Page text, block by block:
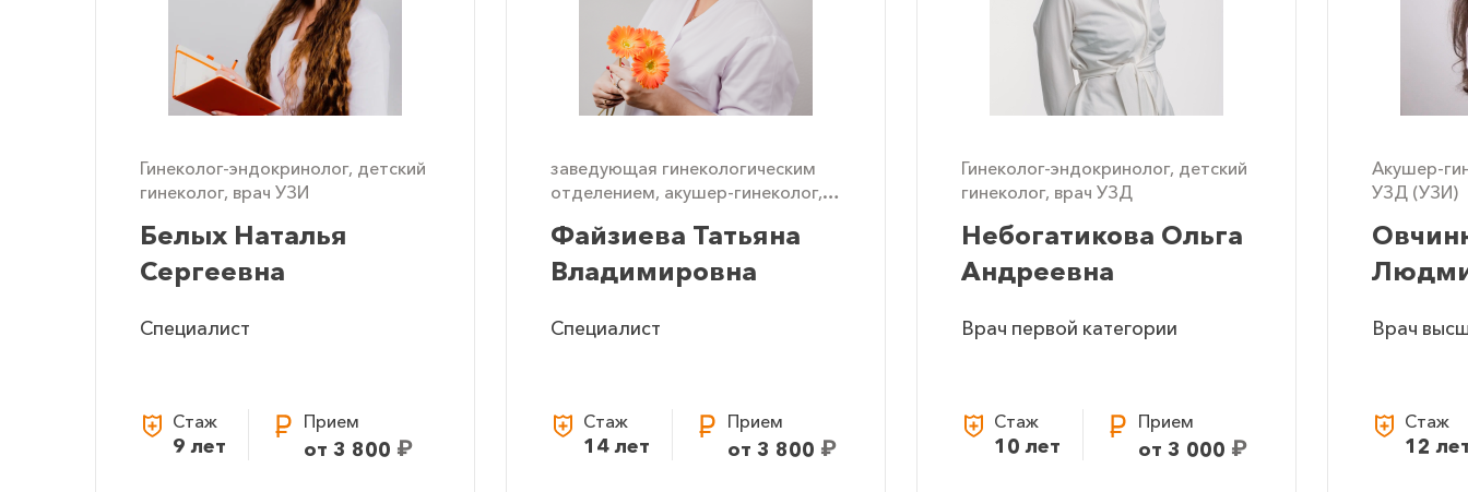
Гинеколог-эндокринолог, детский
гинеколог, врач УЗИ
Белых Наталья
Сергеевна
Специалист
Стаж
9 лет
Прием
от 3 800 ₽
заведующая гинекологическим
отделением, акушер-гинеколог,
гинеколог, врач УЗД (УЗИ)
Файзиева Татьяна
Владимировна
Специалист
Стаж
14 лет
Прием
от 3 800 ₽
Гинеколог-эндокринолог, детский
гинеколог, врач УЗД
Небогатикова Ольга
Андреевна
Врач первой категории
Стаж
10 лет
Прием
от 3 000 ₽
Акушер-
УЗД (УЗИ)
Врач
Стаж
12